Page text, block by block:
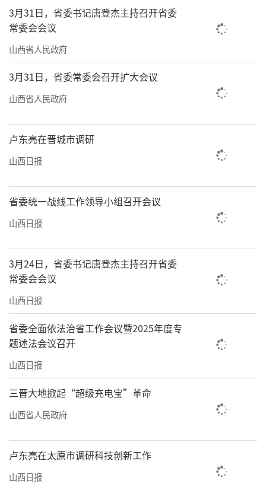
3月31日，省委书记唐登杰主持召开省委
常委会会议
山西省人民政府
3月31日，省委常委会召开扩大会议
山西省人民政府
卢东亮在晋城市调研
山西日报
省委统一战线工作领导小组召开会议
山西日报
3月24日，省委书记唐登杰主持召开省委
常委会会议
山西日报
省委全面依法治省工作会议暨2025年度专
题述法会议召开
山西日报
三晋大地掀起“超级充电宝”革命
山西省人民政府
卢东亮在太原市调研科技创新工作
山西日报